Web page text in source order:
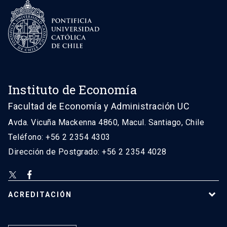
Instituto de Economía
Facultad de Economía y Administración UC
Avda. Vicuña Mackenna 4860, Macul. Santiago, Chile
Teléfono: +56 2 2354 4303
Dirección de Postgrado: +56 2 2354 4028
ACREDITACIÓN